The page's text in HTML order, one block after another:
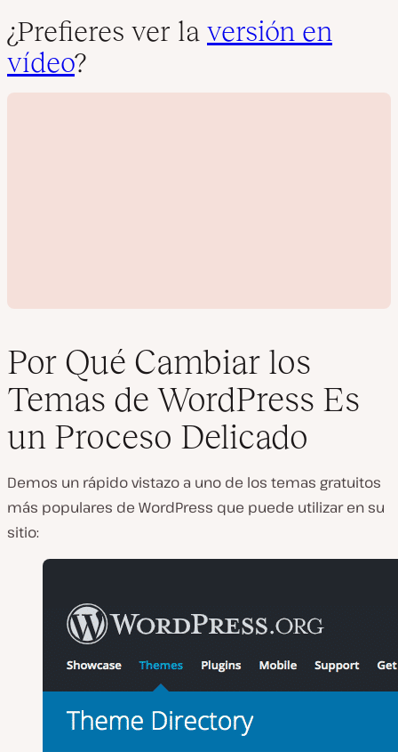
¿Prefieres ver la versión en
vídeo?
R
p
d
u
c
v
Por Qué Cambiar los
Temas de WordPress Es
un Proceso Delicado
Demos un rápido vistazo a uno de los temas gratuitos
más populares de WordPress que puede utilizar en su
sitio: